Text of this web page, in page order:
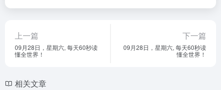
上一篇
09月28日，星期六, 每天60秒读
懂全世界！
下一篇
09月28日，星期六, 每天60秒读
懂全世界！
相关文章